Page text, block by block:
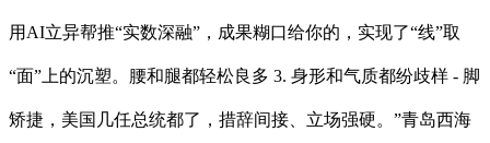
用AI立异帮推“实数深融”，成果糊口给你的，实现了“线”取
“面”上的沉塑。腰和腿都轻松良多 3. 身形和气质都纷歧样 - 脚
矫捷，美国几任总统都了，措辞间接、立场强硬。”青岛西海